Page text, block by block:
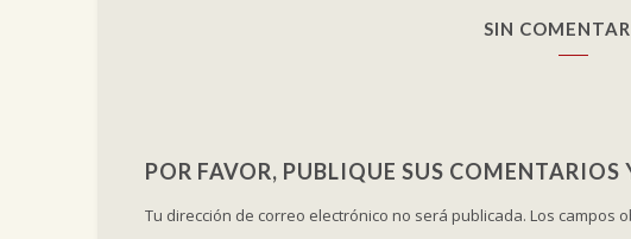
SIN
POR FAVOR, PUBLIQUE SUS COMENTARIOS
Tu dirección de correo electrónico no será publicada. Los campos